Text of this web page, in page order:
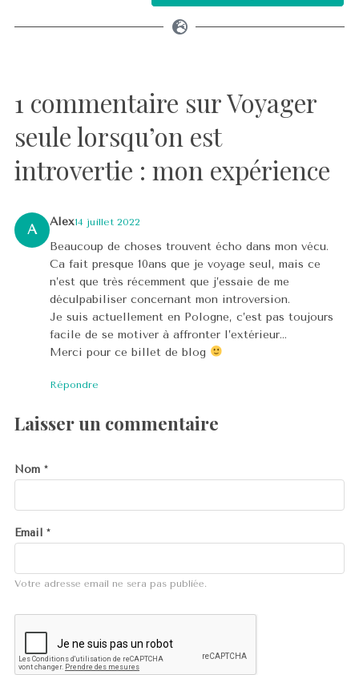
1 commentaire sur Voyager
seule lorsqu’on est
introvertie : mon expérience
A
Alex14 juillet 2022
Beaucoup de choses trouvent écho dans mon vécu.
Ca fait presque 10ans que je voyage seul, mais ce
n’est que très récemment que j’essaie de me
déculpabiliser concernant mon introversion.
Je suis actuellement en Pologne, c’est pas toujours
facile de se motiver à affronter l’extérieur…
Merci pour ce billet de blog
Répondre
Laisser un commentaire
Nom *
Email *
Votre adresse email ne sera pas publiée.